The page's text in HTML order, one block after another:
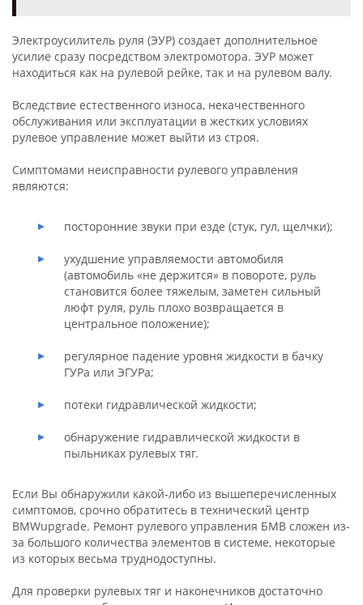
Электроусилитель руля (ЭУР) создает дополнительное
усилие сразу посредством электромотора. ЭУР может
находиться как на рулевой рейке, так и на рулевом валу.
Вследствие естественного износа, некачественного
обслуживания или эксплуатации в жестких условиях
рулевое управление может выйти из строя.
Симптомами неисправности рулевого управления
являются:
посторонние звуки при езде (стук, гул, щелчки);
ухудшение управляемости автомобиля
(автомобиль «не держится» в повороте, руль
становится более тяжелым, заметен сильный
люфт руля, руль плохо возвращается в
центральное положение);
регулярное падение уровня жидкости в бачку
ГУРа или ЭГУРа;
потеки гидравлической жидкости;
обнаружение гидравлической жидкости в
пыльниках рулевых тяг.
Если Вы обнаружили какой-либо из вышеперечисленных
симптомов, срочно обратитесь в технический центр
BMWupgrade. Ремонт рулевого управления БМВ сложен из-
за большого количества элементов в системе, некоторые
из которых весьма труднодоступны.
Для проверки рулевых тяг и наконечников достаточно